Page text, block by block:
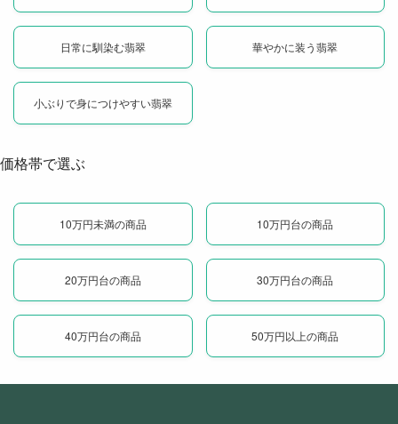
日常に馴染む翡翠 華やかに装う翡翠
小ぶりで身につけやすい翡翠
価格帯で選ぶ
10万円未満の商品 10万円台の商品
20万円台の商品 30万円台の商品
40万円台の商品 50万円以上の商品